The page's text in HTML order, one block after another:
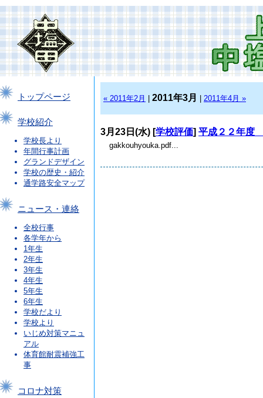
トップページ
学校紹介
学校長より
年間行事計画
グランドデザイン
学校の歴史・紹介
通学路安全マップ
ニュース・連絡
全校行事
各学年から
1年生
2年生
3年生
4年生
5年生
6年生
学校だより
学校より
いじめ対策マニュ
アル
体育館耐震補強工
事
コロナ対策
« 2011年2月 2011年3月 2011年4月 »
3月23日(水) [学校評価] 平成２２年度
gakkouhyouka.pdf...